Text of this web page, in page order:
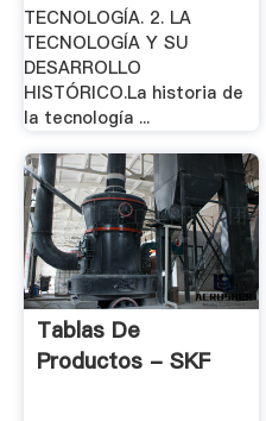
TECNOLOGÍA. 2. LA
TECNOLOGÍA Y SU
DESARROLLO
HISTÓRICO.La historia de
la tecnología ...
Tablas De
Productos - SKF